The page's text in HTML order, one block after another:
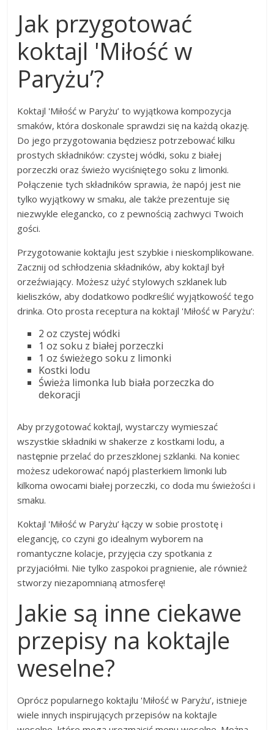
Jak przygotować
koktajl 'Miłość w
Paryżu’?
Koktajl 'Miłość w Paryżu’ to wyjątkowa kompozycja
smaków, która doskonale sprawdzi się na każdą okazję.
Do jego przygotowania będziesz potrzebować kilku
prostych składników: czystej wódki, soku z białej
porzeczki oraz świeżo wyciśniętego soku z limonki.
Połączenie tych składników sprawia, że napój jest nie
tylko wyjątkowy w smaku, ale także prezentuje się
niezwykle elegancko, co z pewnością zachwyci Twoich
gości.
Przygotowanie koktajlu jest szybkie i nieskomplikowane.
Zacznij od schłodzenia składników, aby koktajl był
orzeźwiający. Możesz użyć stylowych szklanek lub
kieliszków, aby dodatkowo podkreślić wyjątkowość tego
drinka. Oto prosta receptura na koktajl 'Miłość w Paryżu’:
2 oz czystej wódki
1 oz soku z białej porzeczki
1 oz świeżego soku z limonki
Kostki lodu
Świeża limonka lub biała porzeczka do
dekoracji
Aby przygotować koktajl, wystarczy wymieszać
wszystkie składniki w shakerze z kostkami lodu, a
następnie przelać do przeszklonej szklanki. Na koniec
możesz udekorować napój plasterkiem limonki lub
kilkoma owocami białej porzeczki, co doda mu świeżości i
smaku.
Koktajl 'Miłość w Paryżu’ łączy w sobie prostotę i
elegancję, co czyni go idealnym wyborem na
romantyczne kolacje, przyjęcia czy spotkania z
przyjaciółmi. Nie tylko zaspokoi pragnienie, ale również
stworzy niezapomnianą atmosferę!
Jakie są inne ciekawe
przepisy na koktajle
weselne?
Oprócz popularnego koktajlu 'Miłość w Paryżu’, istnieje
wiele innych inspirujących przepisów na koktajle